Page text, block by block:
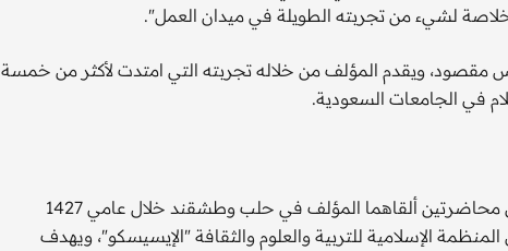
لشيء من تجربته الطويلة في ميدان العمل".
مقصود، ويقدم المؤلف من خلاله تجربته التي امتدت لأكثر من خمسة
في الجامعات السعودية.
وجاء كتاب "العواصم الإسلامية بين حلب وطشقند" ليعرض محاضرتين ألقاهما المؤلف في حلب وطشقند خلال عامي 1427
المنظمة الإسلامية للتربية والعلوم والثقافة "الإيسيسكو"، ويهدف